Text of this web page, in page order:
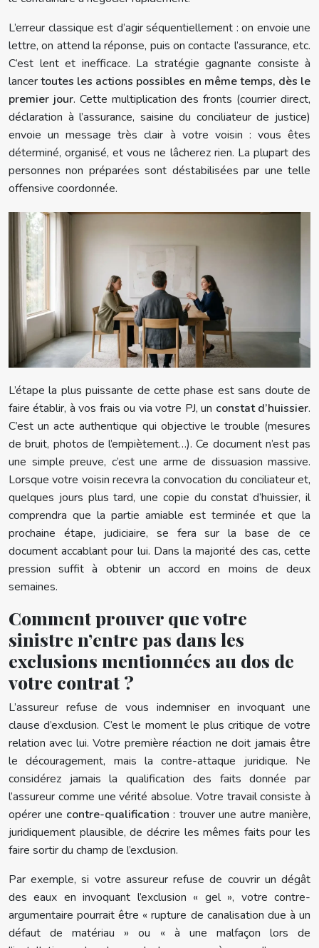
L’erreur classique est d’agir séquentiellement : on envoie une
lettre, on attend la réponse, puis on contacte l’assurance, etc.
C’est lent et inefficace. La stratégie gagnante consiste à
lancertoutes les actions possibles en même temps, dès le
premier jour. Cette multiplication des fronts (courrier direct,
déclaration à l’assurance, saisine du conciliateur de justice)
envoie un message très clair à votre voisin : vous êtes
déterminé, organisé, et vous ne lâcherez rien. La plupart des
personnes non préparées sont déstabilisées par une telle
offensive coordonnée.
L’étape la plus puissante de cette phase est sans doute de
faire établir, à vos frais ou via votre PJ, un constat d’huissier.
C’est un acte authentique qui objective le trouble (mesures
de bruit, photos de l’empiètement…). Ce document n’est pas
une simple preuve, c’est une arme de dissuasion massive.
Lorsque votre voisin recevra la convocation du conciliateur et,
quelques jours plus tard, une copie du constat d’huissier, il
comprendra que la partie amiable est terminée et que la
prochaine étape, judiciaire, se fera sur la base de ce
document accablant pour lui. Dans la majorité des cas, cette
pression suffit à obtenir un accord en moins de deux
semaines.
Comment prouver que votre
sinistre n’entre pas dans les
exclusions mentionnées au dos de
votre contrat ?
L’assureur refuse de vous indemniser en invoquant une
clause d’exclusion. C’est le moment le plus critique de votre
relation avec lui. Votre première réaction ne doit jamais être
le découragement, mais la contre-attaque juridique. Ne
considérez jamais la qualification des faits donnée par
l’assureur comme une vérité absolue. Votre travail consiste à
opérer une contre-qualification : trouver une autre manière,
juridiquement plausible, de décrire les mêmes faits pour les
faire sortir du champ de l’exclusion.
Par exemple, si votre assureur refuse de couvrir un dégât
des eaux en invoquant l’exclusion « gel », votre contre-
argumentaire pourrait être « rupture de canalisation due à un
défaut de matériau » ou « à une malfaçon lors de